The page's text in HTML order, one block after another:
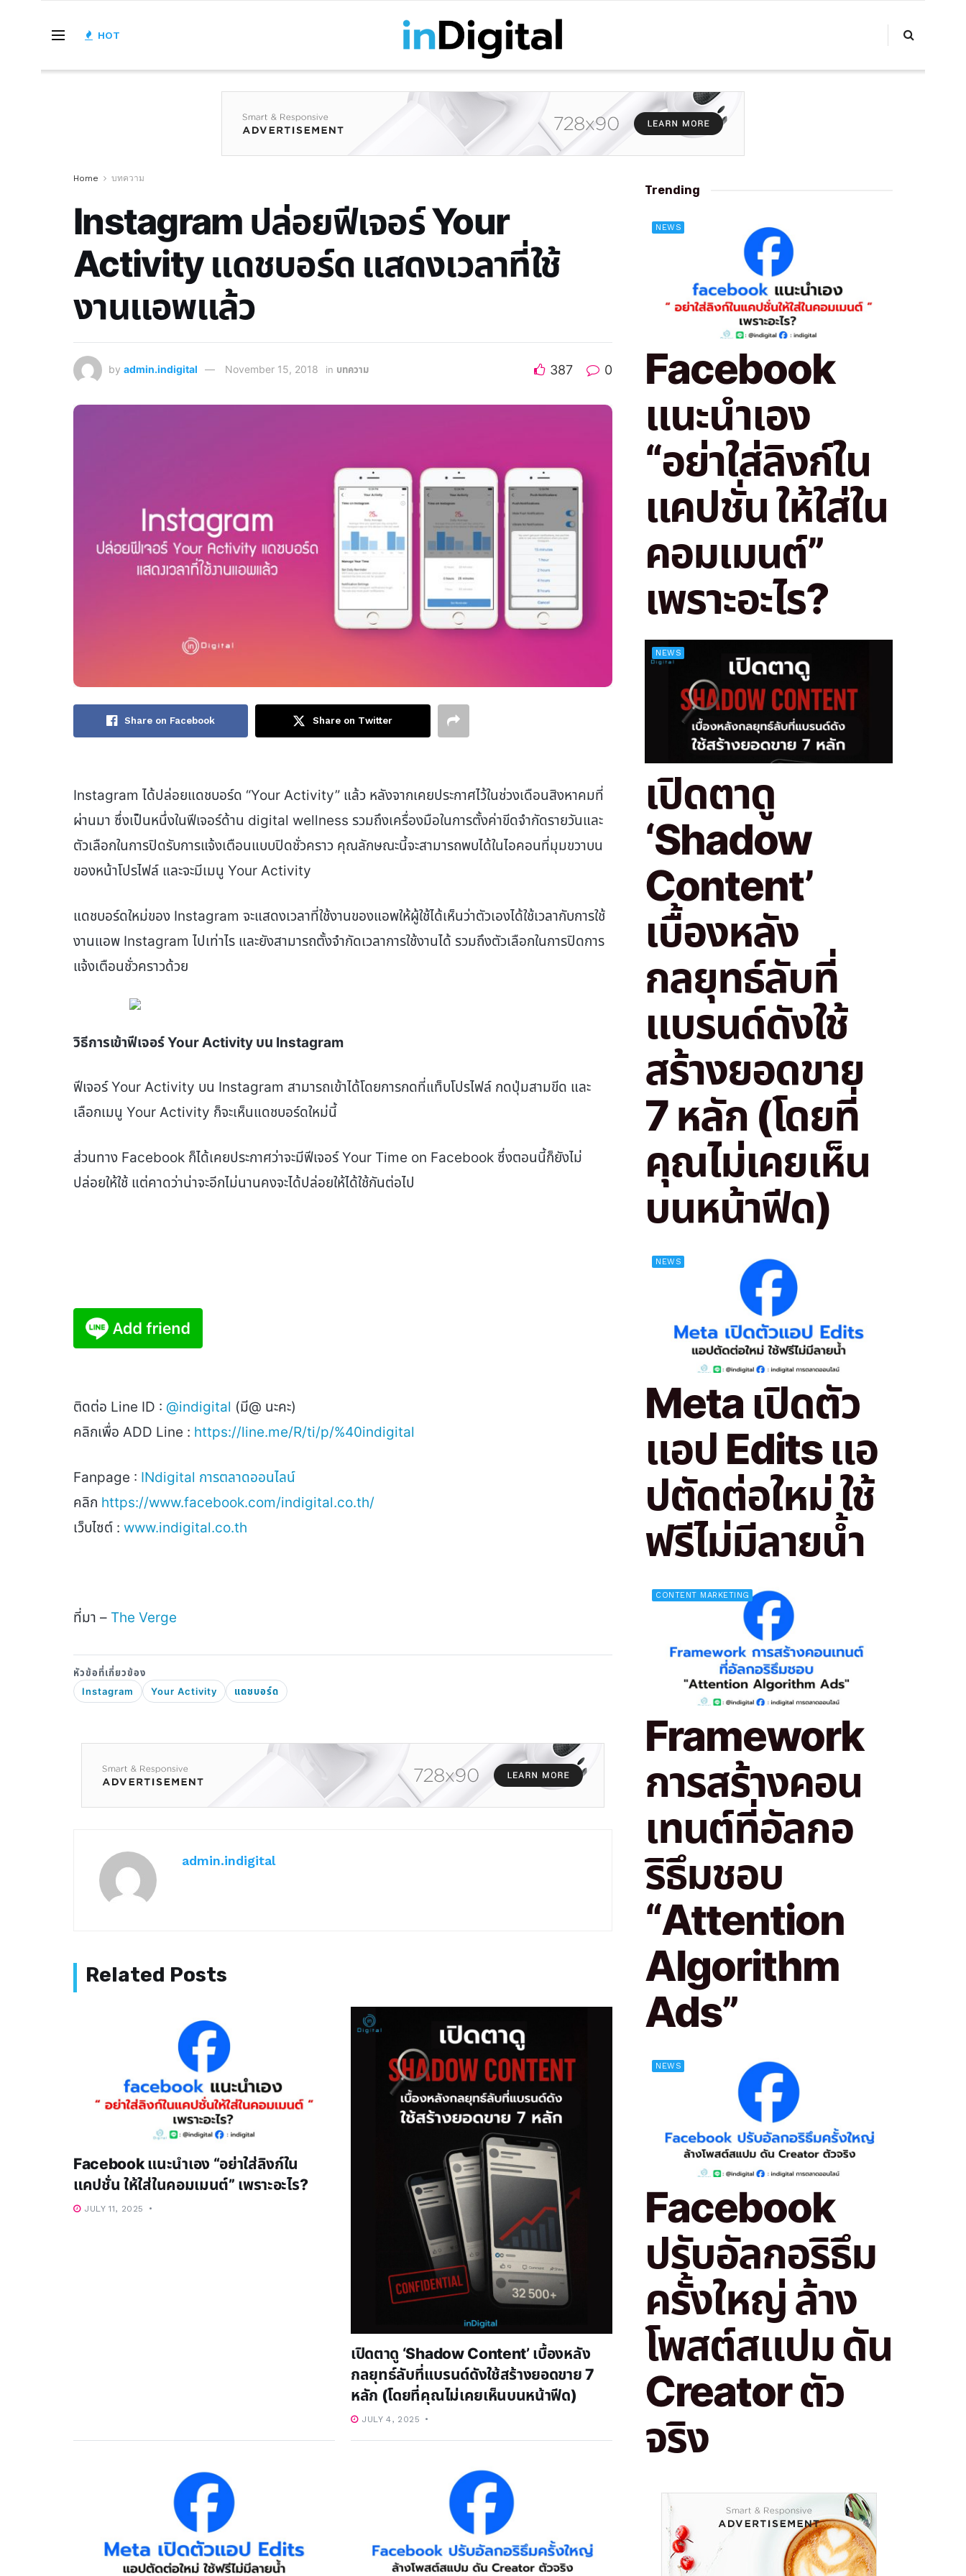
HOT
Home บทความ
Instagram ปล่อยฟีเจอร์ Your
Activity แดชบอร์ด แสดงเวลาที่ใช้
งานแอพแล้ว
by admin.indigital November 15, 2018 in บทความ 387 0
Share on Facebook Share on Twitter
Instagram ได้ปล่อยแดชบอร์ด “Your Activity” แล้ว หลังจากเคยประกาศไว้ในช่วงเดือนสิงหาคมที่
ผ่านมา ซึ่งเป็นหนึ่งในฟีเจอร์ด้าน digital wellness รวมถึงเครื่องมือในการตั้งค่าขีดจำกัดรายวันและ
ตัวเลือกในการปิดรับการแจ้งเตือนแบบปิดชั่วคราว คุณลักษณะนี้จะสามารถพบได้ในไอคอนที่มุมขวาบน
ของหน้าโปรไฟล์ และจะมีเมนู Your Activity
แดชบอร์ดใหม่ของ Instagram จะแสดงเวลาที่ใช้งานของแอพให้ผู้ใช้ได้เห็นว่าตัวเองได้ใช้เวลากับการใช้
งานแอพ Instagram ไปเท่าไร และยังสามารถตั้งจำกัดเวลาการใช้งานได้ รวมถึงตัวเลือกในการปิดการ
แจ้งเตือนชั่วคราวด้วย
วิธีการเข้าฟีเจอร์ Your Activity บน Instagram
ฟีเจอร์ Your Activity บน Instagram สามารถเข้าได้โดยการกดที่แท็บโปรไฟล์ กดปุ่มสามขีด และ
เลือกเมนู Your Activity ก็จะเห็นแดชบอร์ดใหม่นี้
ส่วนทาง Facebook ก็ได้เคยประกาศว่าจะมีฟีเจอร์ Your Time on Facebook ซึ่งตอนนี้ก็ยังไม่
ปล่อยให้ใช้ แต่คาดว่าน่าจะอีกไม่นานคงจะได้ปล่อยให้ได้ใช้กันต่อไป
ติดต่อ Line ID : @indigital (มี@ นะคะ)
คลิกเพื่อ ADD Line : https://line.me/R/ti/p/%40indigital
Fanpage : INdigital การตลาดออนไลน์
คลิก https://www.facebook.com/indigital.co.th/
เว็บไซต์ : www.indigital.co.th
ที่มา – The Verge
Instagram Your Activity แดชบอร์ด
admin.indigital
Facebook แนะนำเอง “อย่าใส่ลิงก์ใน
แคปชั่น ให้ใส่ในคอมเมนต์” เพราะอะไร?
JULY 11, 2025
เปิดตาดู ‘Shadow Content’ เบื้องหลัง
กลยุทธ์ลับที่แบรนด์ดังใช้สร้างยอดขาย 7
หลัก (โดยที่คุณไม่เคยเห็นบนหน้าฟีด)
JULY 4, 2025
Trending
NEWS
Facebook
แนะนำเอง
“อย่าใส่ลิงก์ใน
แคปชั่น ให้ใส่ใน
คอมเมนต์”
เพราะอะไร?
NEWS
เปิดตาดู
‘Shadow
Content’
เบื้องหลัง
กลยุทธ์ลับที่
แบรนด์ดังใช้
สร้างยอดขาย
7 หลัก (โดยที่
คุณไม่เคยเห็น
บนหน้าฟีด)
NEWS
Meta เปิดตัว
แอป Edits แอ
ปตัดต่อใหม่ ใช้
ฟรีไม่มีลายน้ำ
CONTENT MARKETING
Framework
การสร้างคอน
เทนต์ที่อัลกอ
ริธึมชอบ
“Attention
Algorithm
Ads”
NEWS
Facebook
ปรับอัลกอริธึม
ครั้งใหญ่ ล้าง
โพสต์สแปม ดัน
Creator ตัว
จริง